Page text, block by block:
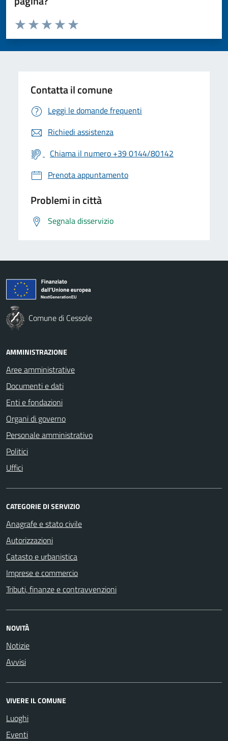
Valuta da 1 a 5 stelle la pagina
Valuta 5 stelle su 5
Valuta 4 stelle su 5
Valuta 3 stelle su 5
Valuta 2 stelle su 5
Valuta 1 stelle su 5
Contatta il comune
Leggi le domande frequenti
Richiedi assistenza
Chiama il numero +39 0144/80142
Prenota appuntamento
Problemi in città
Segnala disservizio
Comune di Cessole
AMMINISTRAZIONE
Aree amministrative
Documenti e dati
Enti e fondazioni
Organi di governo
Personale amministrativo
Politici
Uffici
CATEGORIE DI SERVIZIO
Anagrafe e stato civile
Autorizzazioni
Catasto e urbanistica
Imprese e commercio
Tributi, finanze e contravvenzioni
NOVITÀ
Notizie
Avvisi
VIVERE IL COMUNE
Luoghi
Eventi